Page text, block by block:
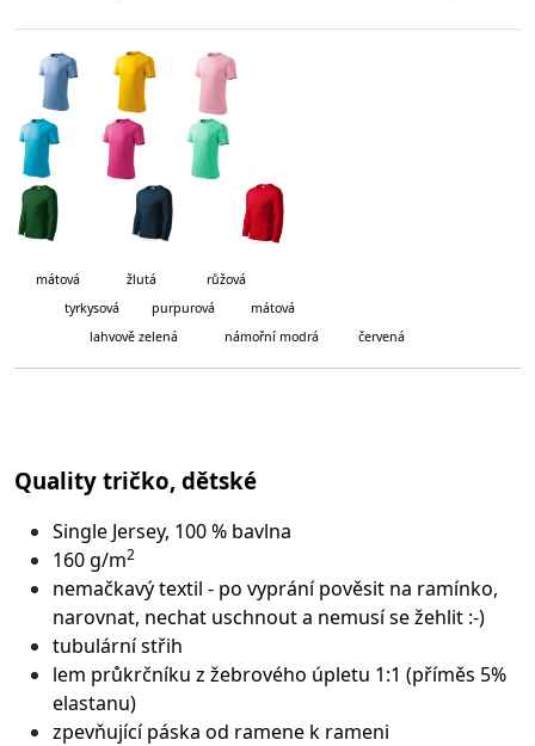
mátová
žlutá růžová
tyrkysová purpurová mátová
lahvově zelená námořní modrá červená
Quality tričko, dětské
Single Jersey, 100 % bavlna
160 g/m2
nemačkavý textil - po vyprání pověsit na ramínko,
narovnat, nechat uschnout a nemusí se žehlit :-)
tubulární střih
lem průkrčníku z žebrového úpletu 1:1 (příměs 5%
elastanu)
zpevňující páska od ramene k rameni